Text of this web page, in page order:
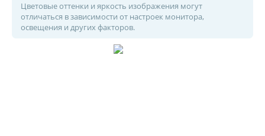
Цветовые оттенки и яркость изображения могут
отличаться в зависимости от настроек монитора,
освещения и других факторов.